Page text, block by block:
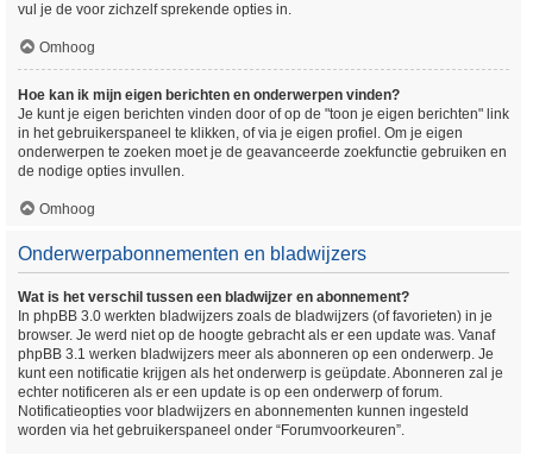
vul je de voor zichzelf sprekende opties in.
Omhoog
Hoe kan ik mijn eigen berichten en onderwerpen vinden?
Je kunt je eigen berichten vinden door of op de "toon je eigen berichten" link
in het gebruikerspaneel te klikken, of via je eigen profiel. Om je eigen
onderwerpen te zoeken moet je de geavanceerde zoekfunctie gebruiken en
de nodige opties invullen.
Omhoog
Onderwerpabonnementen en bladwijzers
Wat is het verschil tussen een bladwijzer en abonnement?
In phpBB 3.0 werkten bladwijzers zoals de bladwijzers (of favorieten) in je
browser. Je werd niet op de hoogte gebracht als er een update was. Vanaf
phpBB 3.1 werken bladwijzers meer als abonneren op een onderwerp. Je
kunt een notificatie krijgen als het onderwerp is geüpdate. Abonneren zal je
echter notificeren als er een update is op een onderwerp of forum.
Notificatieopties voor bladwijzers en abonnementen kunnen ingesteld
worden via het gebruikerspaneel onder “Forumvoorkeuren”.